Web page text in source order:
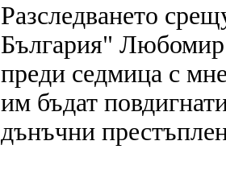
Разследването
България"
преди седмица с
им бъдат
дънъчни